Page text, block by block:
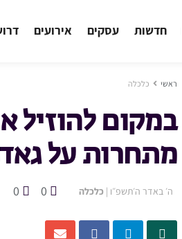
חדשות עסקים אירועים
ראשי כלכלה
במקום להוזיל
מתחרות על
ה׳ באדר ה׳תשפ״ו | כלכלה 0
0